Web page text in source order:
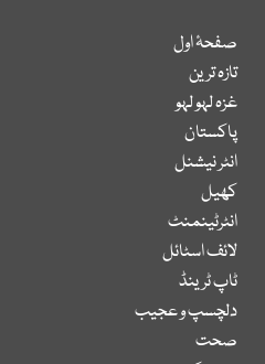
صفحۂ اول
تازہ ترین
غزہ لہو لہو
پاکستان
انٹر نیشنل
کھیل
انٹرٹینمنٹ
لائف اسٹائل
ٹاپ ٹرینڈ
دلچسپ و عجیب
صحت